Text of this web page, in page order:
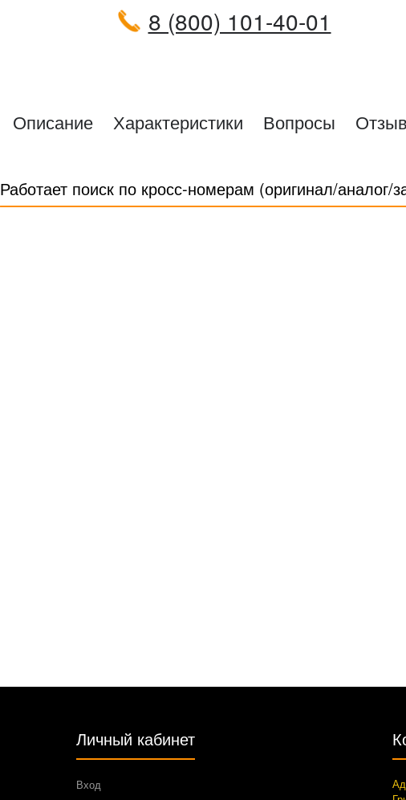
8 (800) 101-40-01
Описание Характеристики Вопросы
Работает поиск по кросс-номерам (оригинал/аналог/
Личный кабинет
Вход